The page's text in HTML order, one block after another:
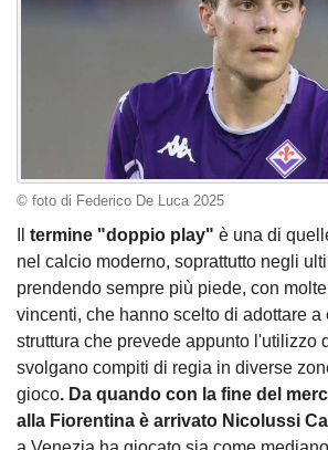
© foto di Federico De Luca 2025
termine "doppio play" è una di
nel calcio moderno, soprattutto negli
prendendo sempre più piede, con
vincenti, che hanno scelto di adottare a
struttura che prevede appunto l'utilizzo
svolgano compiti di regia in diverse
gioco. Da quando con la fine del
alla Fiorentina è arrivato Nicolussi